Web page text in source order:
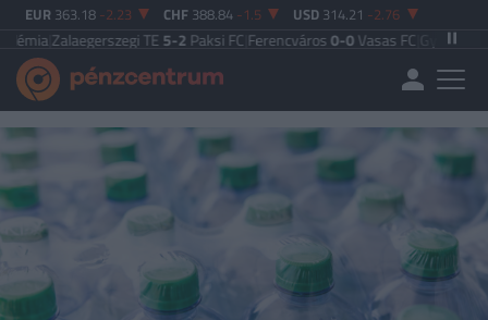
EUR 363.18 -2.23 CHF 388.84 -1.5 USD 314.21 -2.76
TE5-2Paksi FC|Ferencváros0-0Vasas FC|Győri ETO FC 4-0